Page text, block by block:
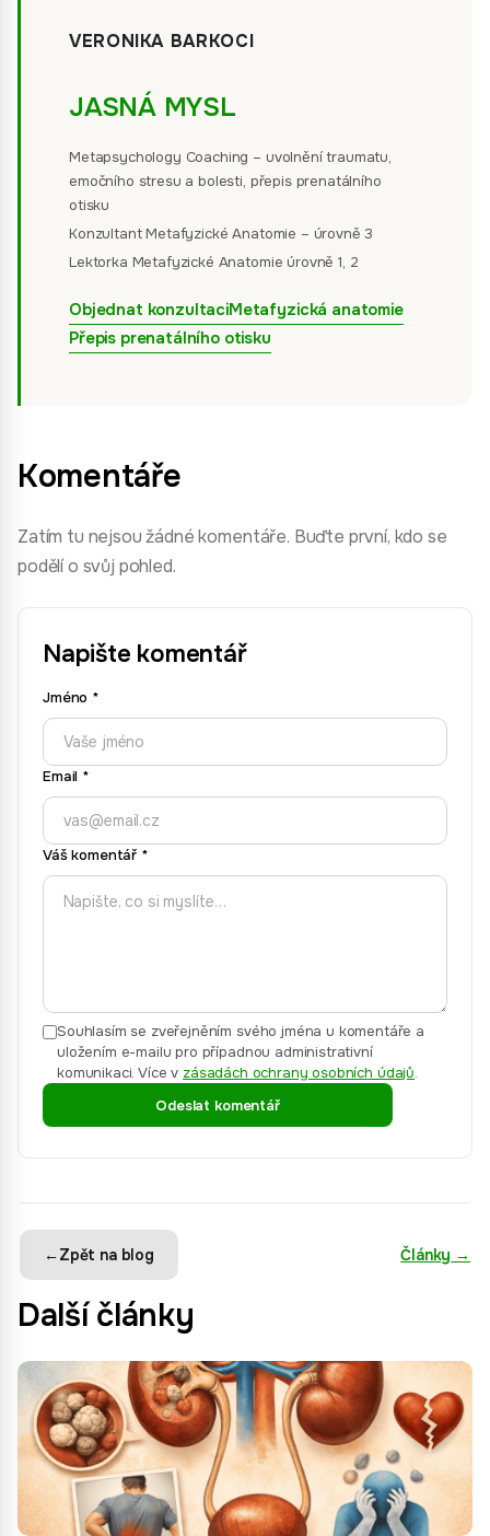
VERONIKA BARKOCI
JASNÁ MYSL
Metapsychology Coaching – uvolnění traumatu,
emočního stresu a bolesti, přepis prenatálního
otisku
Konzultant Metafyzické Anatomie – úrovně 3
Lektorka Metafyzické Anatomie úrovně 1, 2
Objednat konzultaciMetafyzická anatomie
Přepis prenatálního otisku
Komentáře
Zatím tu nejsou žádné komentáře. Buďte první, kdo se
podělí o svůj pohled.
Napište komentář
Jméno *
Email *
Váš komentář *
Souhlasím se zveřejněním svého jména u komentáře a
uložením e-mailu pro případnou administrativní
komunikaci. Více v zásadách ochrany osobních údajů.
Odeslat komentář
←Zpět na blog Články →
Další články